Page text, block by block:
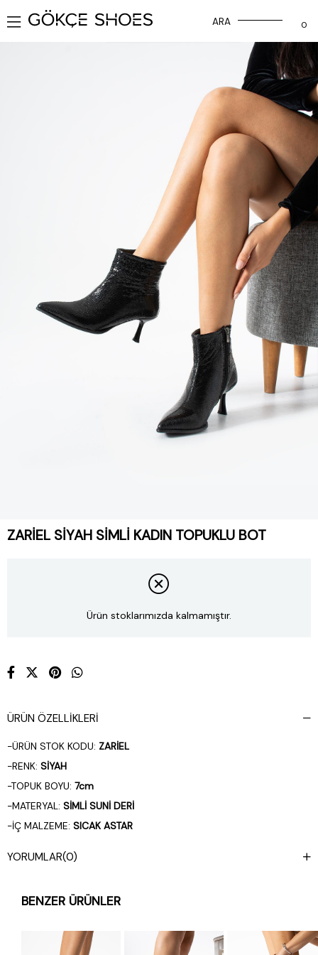
0
ARA
ZARIEL SIYAH SIMLI KADIN TOPUKLU BOT
Ürün stoklarımızda kalmamıştır.
ÜRÜN ÖZELLIKLERI
-ÜRÜN STOK KODU: ZARİEL
-RENK: SİYAH
-TOPUK BOYU: 7cm
-MATERYAL: SİMLİ SUNİ DERİ
-İÇ MALZEME: SICAK ASTAR
-YERLİ ÜRETİM
YORUMLAR(0)
BENZER ÜRÜNLER